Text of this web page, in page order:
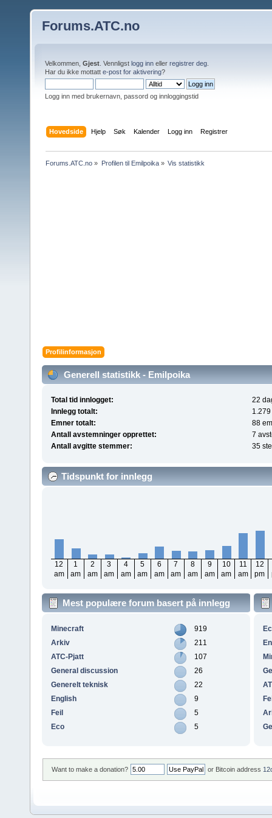
Forums.ATC.no
Velkommen, Gjest . Vennligst logg inn eller registrer deg
Har du ikke mottatt e-post for aktivering?
Logg inn med brukernavn, passord og innloggingstid
Hovedside Hjelp Søk Kalender Logg inn Registrer
Forums.ATC.no » Profilen til Emilpoika» Vis statistikk
Profilinformasjon
Generell statistikk - Emilpoika
Total tid innlogget:
22
Innlegg totalt:
Emner totalt:
88
Antall avstemninger opprettet:
7
Antall avgitte stemmer:
35
Tidspunkt for innlegg
12
am
1
am
2
am
3
am
4
am
5
am
6
am
7
am
8
am
9
am
10
am
11
am
12
pm
Mest populære forum basert på innlegg
Minecraft
919
Arkiv
211
ATC-Pjatt
107
General discussion
26
Generelt teknisk
22
English
9
Feil
5
Eco
5
Want to make a donation? or Bitcoin address